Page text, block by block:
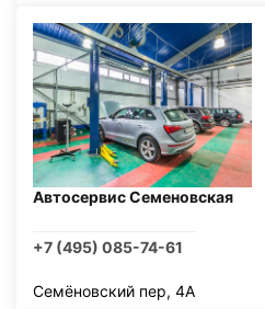
Автосервис Семеновская
+7 (495) 085-74-61
Семёновский пер, 4А